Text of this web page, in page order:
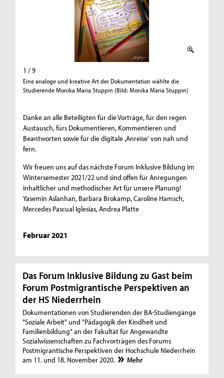
1 / 9
Eine analoge und kreative Art der Dokumentation wählte die
Studierende Monika Maria Stuppin (Bild: Monika Maria Stuppin)
Danke an alle Beteiligten für die Vorträge, für den regen
Austausch, fürs Dokumentieren, Kommentieren und
Beantworten sowie für die digitale ‚Anreise‘ von nah und
fern.
Wir freuen uns auf das nächste Forum Inklusive Bildung im
Wintersemester 2021/22 und sind offen für Anregungen
inhaltlicher und methodischer Art für unsere Planung!
Yasemin Aslanhan, Barbara Brokamp, Caroline Hamsch,
Mercedes Pascual Iglesias, Andrea Platte
Februar 2021
Das Forum Inklusive Bildung zu Gast beim
Forum Postmigrantische Perspektiven an
der HS Niederrhein
Dokumentationen von Studierenden der BA-Studiengänge
"Soziale Arbeit" und "Pädagogik der Kindheit und
Familienbildung" an der Fakultät für Angewandte
Sozialwissenschaften zu Fachvorträgen des Forums
Postmigrantische Perspektiven der Hochschule Niederrhein
am 11. und 18. November 2020.
Mehr